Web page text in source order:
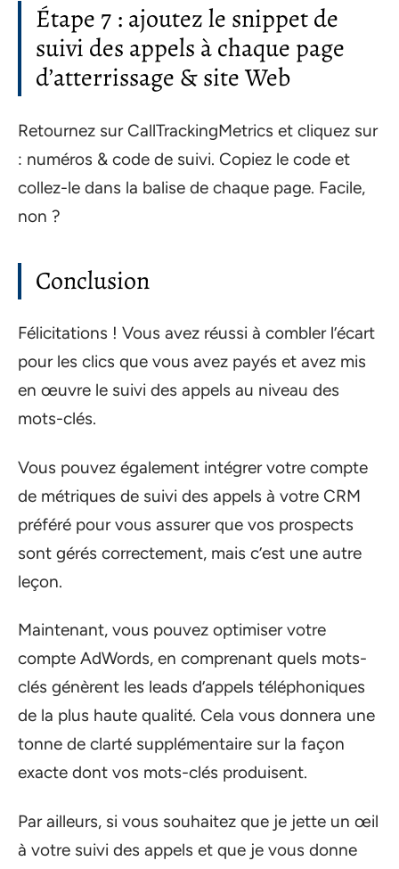
Étape 7 : ajoutez le snippet de
suivi des appels à chaque page
d’atterrissage & site Web
Retournez sur CallTrackingMetrics et cliquez sur
: numéros & code de suivi. Copiez le code et
collez-le dans la balise de chaque page. Facile,
non ?
Conclusion
Félicitations ! Vous avez réussi à combler l’écart
pour les clics que vous avez payés et avez mis
en œuvre le suivi des appels au niveau des
mots-clés.
Vous pouvez également intégrer votre compte
de métriques de suivi des appels à votre CRM
préféré pour vous assurer que vos prospects
sont gérés correctement, mais c’est une autre
leçon.
Maintenant, vous pouvez optimiser votre
compte AdWords, en comprenant quels mots-
clés génèrent les leads d’appels téléphoniques
de la plus haute qualité. Cela vous donnera une
tonne de clarté supplémentaire sur la façon
exacte dont vos mots-clés produisent.
Par ailleurs, si vous souhaitez que je jette un œil
à votre suivi des appels et que je vous donne